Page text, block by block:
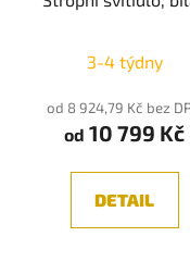
3-4 týdny
od 8 924,79 Kč bez
od 10 799 Kč
DETAIL